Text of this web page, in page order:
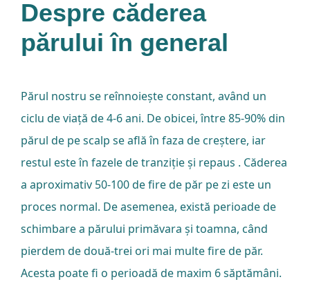
Contact
Despre căderea
părului în general
Părul nostru se reînnoiește constant, având un
ciclu de viață de 4-6 ani. De obicei, între 85-90% din
părul de pe scalp se află în faza de creștere, iar
restul este în fazele de tranziție și repaus . Căderea
a aproximativ 50-100 de fire de păr pe zi este un
proces normal. De asemenea, există perioade de
schimbare a părului primăvara și toamna, când
pierdem de două-trei ori mai multe fire de păr.
Acesta poate fi o perioadă de maxim 6 săptămâni.